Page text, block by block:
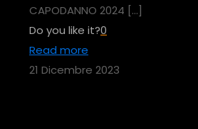
CAPODANNO 2024 […]
Do you like it?0
Read more
21 Dicembre 2023